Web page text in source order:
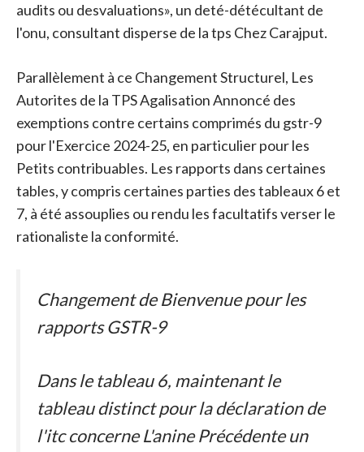
audits ou desvaluations», un deté-détécultant de
l'onu, consultant disperse de la tps Chez Carajput.
Parallèlement à ce Changement Structurel, Les
Autorites de la TPS Agalisation Annoncé des
exemptions contre certains comprimés du gstr-9
pour l'Exercice 2024-25, en particulier pour les
Petits contribuables. Les rapports dans certaines
tables, y compris certaines parties des tableaux 6 et
7, à été assouplies ou rendu les facultatifs verser le
rationaliste la conformité.
Changement de Bienvenue pour les
rapports GSTR-9
Dans le tableau 6, maintenant le
tableau distinct pour la déclaration de
l'itc concerne L'anine Précédente un